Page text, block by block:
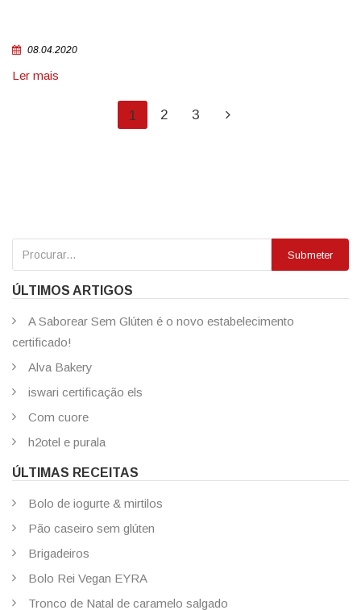
08.04.2020
Ler mais
1 2 3
Submeter
ÚLTIMOS ARTIGOS
A Saborear Sem Glúten é o novo estabelecimento
certificado!
Alva Bakery
iswari certificação els
Com cuore
h2otel e purala
ÚLTIMAS RECEITAS
Bolo de iogurte & mirtilos
Pão caseiro sem glúten
Brigadeiros
Bolo Rei Vegan EYRA
Tronco de Natal de caramelo salgado